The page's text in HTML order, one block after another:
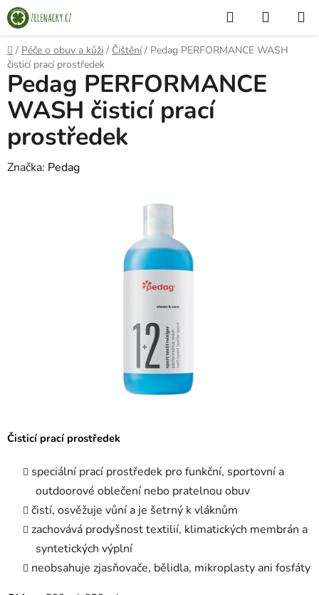
Přejít
na
obsah
Hledat
KOŠÍK
Domů
/ Péče o obuv a kůži / Čištění / Pedag PERFORMANCE WASH
čisticí prací prostředek
Čisticí prací prostředek
speciální prací prostředek pro funkční, sportovní a
outdoorové oblečení nebo pratelnou obuv
čistí, osvěžuje vůní a je šetrný k vláknům
zachovává prodyšnost textilií, klimatických membrán a
syntetických výplní
neobsahuje zjasňovače, bělidla, mikroplasty ani fosfáty
Pedag PERFORMANCE
WASH čisticí prací
prostředek
Značka: Pedag